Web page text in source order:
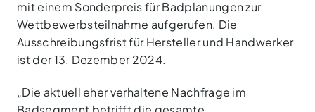
mit einem Sonderpreis für Badplanungen zur
Wettbewerbsteilnahme aufgerufen. Die
Ausschreibungsfrist für Hersteller und Handwerker
ist der 13. Dezember 2024.
„Die aktuell eher verhaltene Nachfrage im